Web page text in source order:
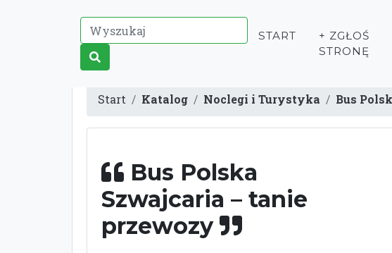
START
+ ZGŁOŚ
STRONĘ
Start Katalog Noclegi i Turystyka Bus
Bus Polska
Szwajcaria – tanie
przewozy